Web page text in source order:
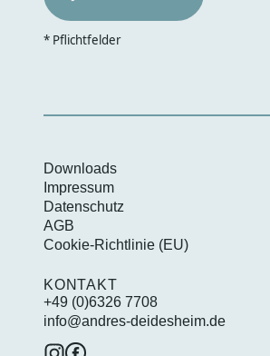
* Pflichtfelder
Downloads
Impressum
Datenschutz
AGB
Cookie-Richtlinie (EU)
KONTAKT
+49 (0)6326 7708
info@andres-deidesheim.de